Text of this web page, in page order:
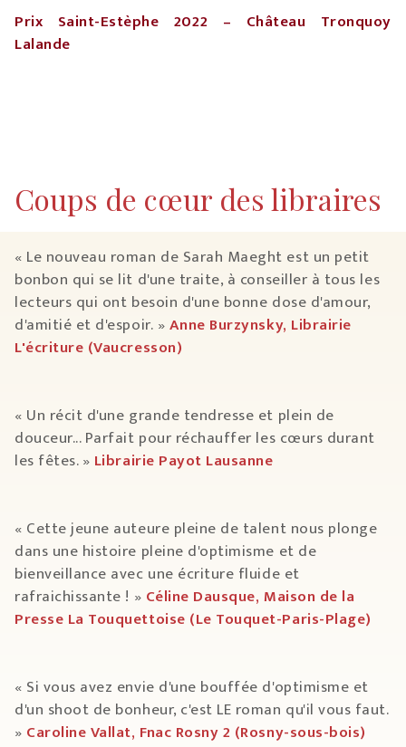
Prix Saint-Estèphe 2022 – Château Tronquoy
Lalande
Coups de cœur des libraires
« Le nouveau roman de Sarah Maeght est un petit
bonbon qui se lit d'une traite, à conseiller à tous les
lecteurs qui ont besoin d'une bonne dose d'amour,
d'amitié et d'espoir. »Anne Burzynsky, Librairie
L'écriture (Vaucresson)
« Un récit d'une grande tendresse et plein de
douceur... Parfait pour réchauffer les cœurs durant
les fêtes. » Librairie Payot Lausanne
« Cette jeune auteure pleine de talent nous plonge
dans une histoire pleine d'optimisme et de
bienveillance avec une écriture fluide et
rafraichissante ! » Céline Dausque, Maison de la
Presse La Touquettoise (Le Touquet-Paris-Plage)
« Si vous avez envie d'une bouffée d'optimisme et
d'un shoot de bonheur, c'est LE roman qu'il vous faut.
» Caroline Vallat, Fnac Rosny 2 (Rosny-sous-bois)